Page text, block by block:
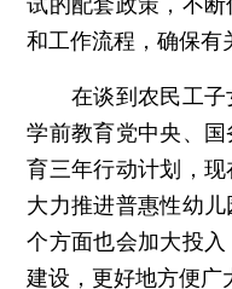
和工作流程，确保有
在谈到农民工子
学前教育党中央、
育三年行动计划，
大力推进普惠性幼
个方面也会加大投
建设，更好地方便广